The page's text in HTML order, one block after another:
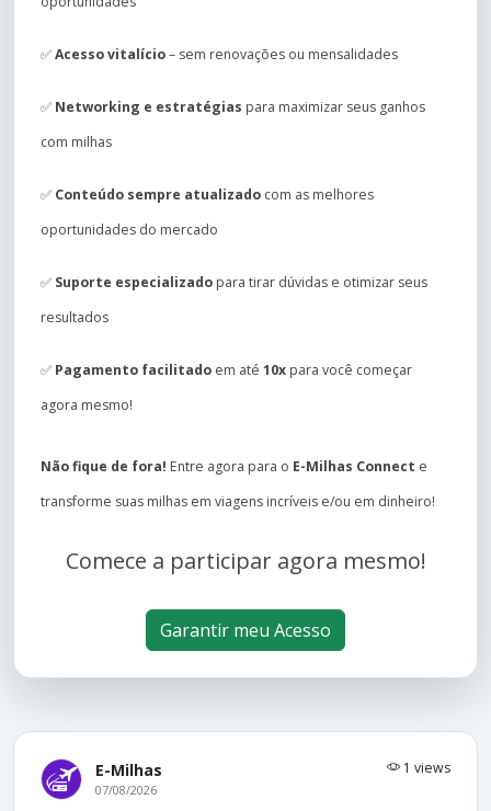
✅Acesso vitalício– sem renovações ou mensalidades
✅ Networking e estratégias para maximizar seus ganhos
com milhas
✅ Conteúdo sempre atualizado com as melhores
oportunidades do mercado
✅ Suporte especializado para tirar dúvidas e otimizar seus
resultados
✅ Pagamento facilitado em até 10x para você começar
agora mesmo!
Não fique de fora! Entre agora para o E-Milhas Connect e
transforme suas milhas em viagens incríveis e/ou em dinheiro!
Comece a participar agora mesmo!
Garantir meu Acesso
E-Milhas 1 views
07/08/2026